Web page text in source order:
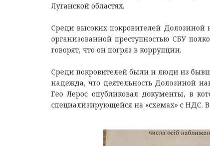
Луганской областях.
Среди высоких покровителей Долозиной
организованной преступностью СБУ
говорят, что он погряз в коррупции.
Среди покровителей были и люди из
надежда, что деятельность Долозиной
Гео Лерос опубликовал документы, в
специализирующейся на «схемах» с НДС.